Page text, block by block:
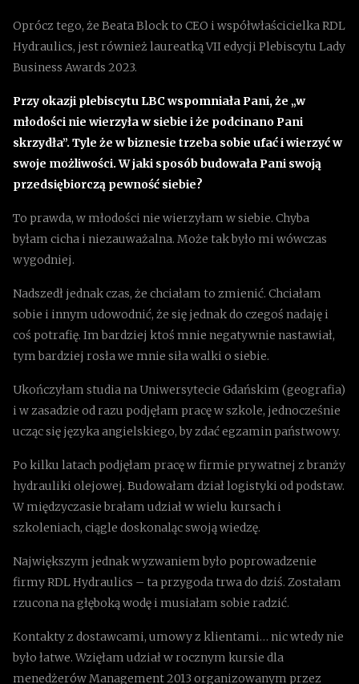
Oprócz tego, że Beata Block to CEO i współwłaścicielka RDL
Hydraulics, jest również laureatką VII edycji Plebiscytu Lady
Business Awards 2023.
Przy okazji plebiscytu LBC wspomniała Pani, że „w
młodości nie wierzyła w siebie i że podcinano Pani
skrzydła”. Tyle że w biznesie trzeba sobie ufać i wierzyć w
swoje możliwości. W jaki sposób budowała Pani swoją
przedsiębiorczą pewność siebie?
To prawda, w młodości nie wierzyłam w siebie. Chyba
byłam cicha i niezauważalna. Może tak było mi wówczas
wygodniej.
Nadszedł jednak czas, że chciałam to zmienić. Chciałam
sobie i innym udowodnić, że się jednak do czegoś nadaję i
coś potrafię. Im bardziej ktoś mnie negatywnie nastawiał,
tym bardziej rosła we mnie siła walki o siebie.
Ukończyłam studia na Uniwersytecie Gdańskim (geografia)
i w zasadzie od razu podjęłam pracę w szkole, jednocześnie
ucząc się języka angielskiego, by zdać egzamin państwowy.
Po kilku latach podjęłam pracę w firmie prywatnej z branży
hydrauliki olejowej. Budowałam dział logistyki od podstaw.
W międzyczasie brałam udział w wielu kursach i
szkoleniach, ciągle doskonaląc swoją wiedzę.
Największym jednak wyzwaniem było poprowadzenie
firmy RDL Hydraulics – ta przygoda trwa do dziś. Zostałam
rzucona na głęboką wodę i musiałam sobie radzić.
Kontakty z dostawcami, umowy z klientami… nic wtedy nie
było łatwe. Wzięłam udział w rocznym kursie dla
menedżerów Management 2013 organizowanym przez